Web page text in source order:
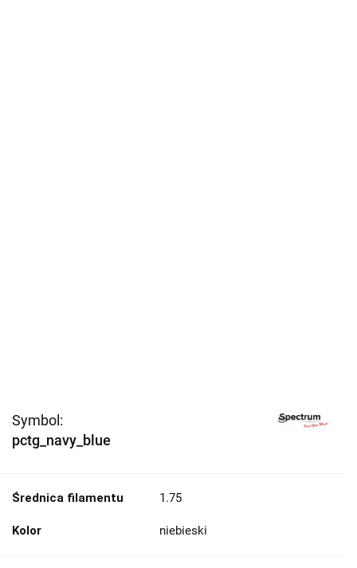
Symbol:
pctg_navy_blue
Średnica filamentu 1.75
Kolor niebieski